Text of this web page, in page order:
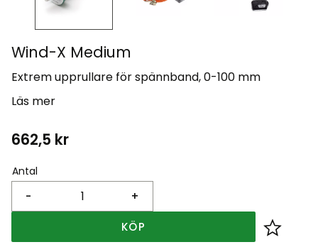
Wind-X Medium
Extrem upprullare för spännband, 0-100 mm
Läs mer
662,5 kr
Antal
+
-
KÖP Lägg